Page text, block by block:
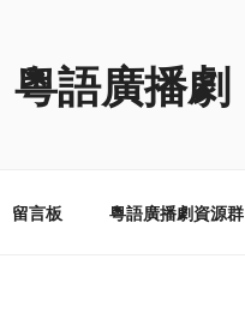
粵語廣播劇
留言板 粵語廣播劇資源群